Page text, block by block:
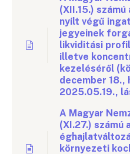
(XII.15.) számú
nyílt végű
jegyeinek
likviditási
illetve
kezeléséről
december
2025.05.19.,
A Magyar
(XI.27.) számú
környezeti